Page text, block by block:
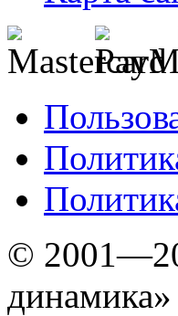
©
динамика»